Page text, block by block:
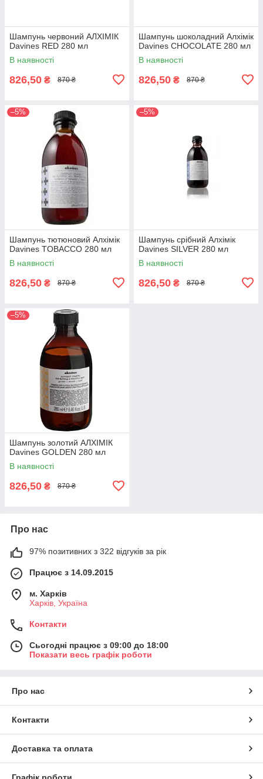
Шампунь червоний АЛХІМІК
Davines RED 280 мл
В наявності
826,50 ₴ 870 ₴
Шампунь шоколадний Алхімік
Davines CHOCOLATE 280 мл
В наявності
826,50 ₴ 870 ₴
–5%
Шампунь тютюновий Алхімік
Davines TOBACCO 280 мл
В наявності
826,50 ₴ 870 ₴
–5%
Шампунь срібний Алхімік
Davines SILVER 280 мл
В наявності
826,50 ₴ 870 ₴
–5%
Шампунь золотий АЛХІМІК
Davines GOLDEN 280 мл
В наявності
826,50 ₴ 870 ₴
Про нас
97% позитивних з 322 відгуків за рік
Працює з 14.09.2015
м. Харків
Харків, Україна
Контакти
Сьогодні працює з 09:00 до 18:00
Показати весь графік роботи
Про нас
Контакти
Доставка та оплата